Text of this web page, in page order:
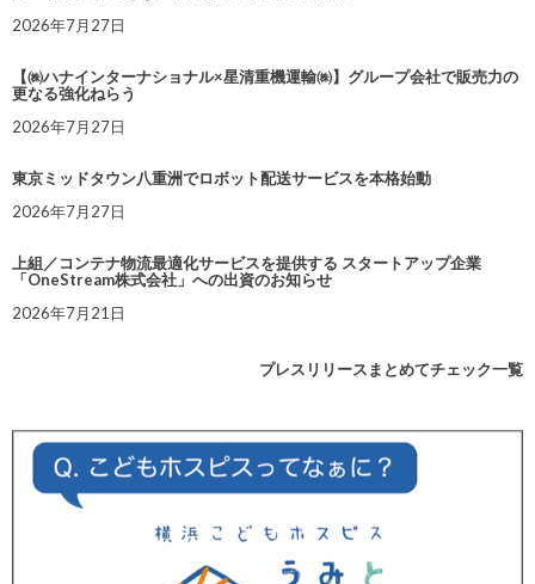
2026年7月27日
【㈱ハナインターナショナル×星清重機運輸㈱】グループ会社で販売力の
更なる強化ねらう
2026年7月27日
東京ミッドタウン八重洲でロボット配送サービスを本格始動
2026年7月27日
上組／コンテナ物流最適化サービスを提供する スタートアップ企業
「OneStream株式会社」への出資のお知らせ
2026年7月21日
プレスリリースまとめてチェック一覧